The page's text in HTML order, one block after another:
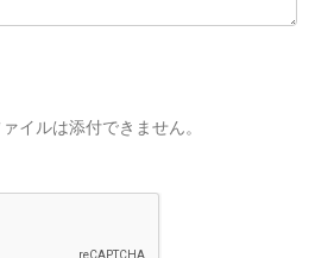
イルは添付できません。